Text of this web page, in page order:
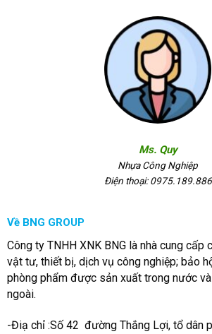
Ms. Quy
Nhựa Công Nghiệp
Điện thoại: 0975.189.886
Về BNG GROUP
Công ty TNHH XNK BNG là nhà cung cấp
vật tư, thiết bị, dịch vụ công nghiệp; bảo
phòng phẩm được sản xuất trong nước
ngoài.
-Điạ chỉ :Số 42 đường Thắng Lợi, tổ dân